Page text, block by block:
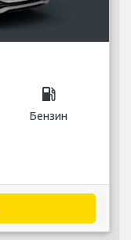
local_gas_station
Бензин